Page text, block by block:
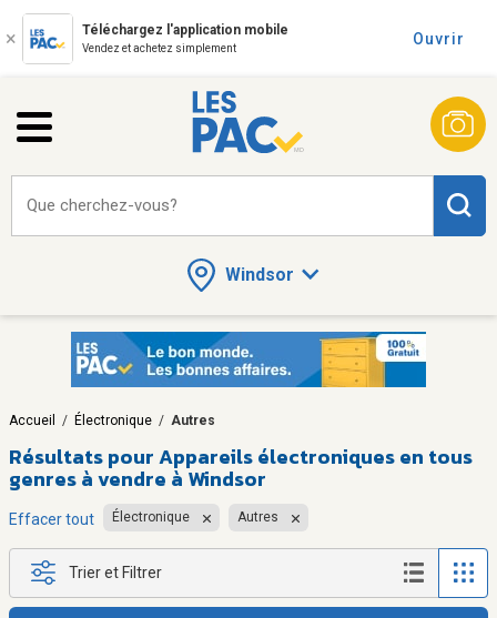
Téléchargez l'application mobile
Vendez et achetez simplement
Ouvrir
Windsor
Que cherchez-vous?
Accueil / Électronique / Autres
Résultats pourAppareils électroniques en tous
genres à vendre à Windsor
Effacer tout Électronique Autres
Trier et Filtrer